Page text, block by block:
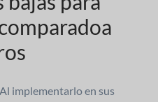
a
implementarlo en sus